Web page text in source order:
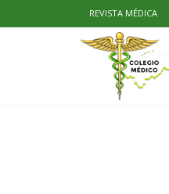
REVISTA MÉDICA